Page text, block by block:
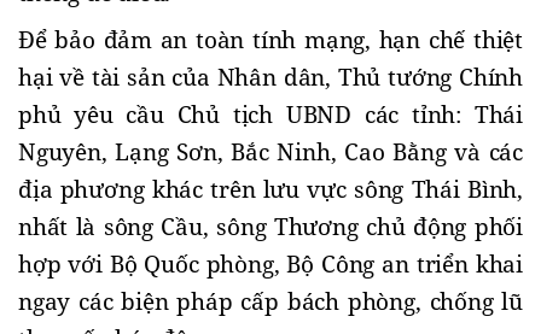
Để bảo đảm an toàn tính mạng, hạn chế thiệt
hại về tài sản của Nhân dân, Thủ tướng Chính
phủ yêu cầu Chủ tịch UBND các tỉnh: Thái
Nguyên, Lạng Sơn, Bắc Ninh, Cao Bằng và các
địa phương khác trên lưu vực sông Thái Bình,
nhất là sông Cầu, sông Thương chủ động phối
hợp với Bộ Quốc phòng, Bộ Công an triển khai
ngay các biện pháp cấp bách phòng, chống lũ